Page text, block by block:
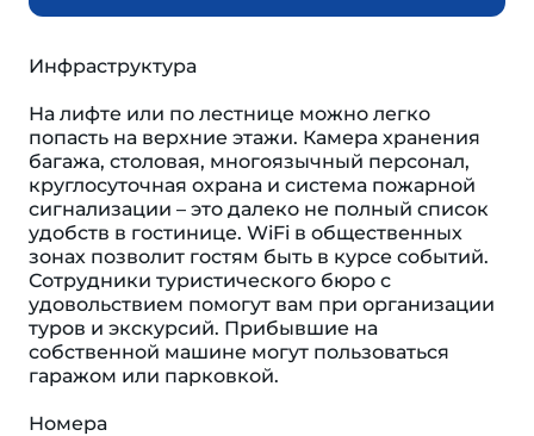
Инфраструктура
На лифте или по лестнице можно легко
попасть на верхние этажи. Камера хранения
багажа, столовая, многоязычный персонал,
круглосуточная охрана и система пожарной
сигнализации – это далеко не полный список
удобств в гостинице. WiFi в общественных
зонах позволит гостям быть в курсе событий.
Сотрудники туристического бюро с
удовольствием помогут вам при организации
туров и экскурсий. Прибывшие на
собственной машине могут пользоваться
гаражом или парковкой.
Номера